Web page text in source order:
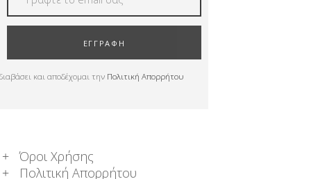
ΕΓΓΡΑΦΗ
και αποδέχομαι την Πολιτική Απορρήτου
Όροι Χρήσης
Πολιτική Απορρήτου